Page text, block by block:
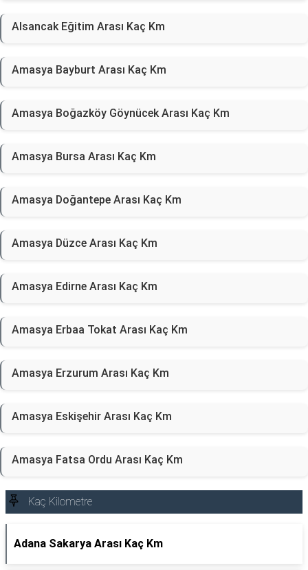
Alsancak Eğitim Arası Kaç Km
Amasya Bayburt Arası Kaç Km
Amasya Boğazköy Göynücek Arası Kaç Km
Amasya Bursa Arası Kaç Km
Amasya Doğantepe Arası Kaç Km
Amasya Düzce Arası Kaç Km
Amasya Edirne Arası Kaç Km
Amasya Erbaa Tokat Arası Kaç Km
Amasya Erzurum Arası Kaç Km
Amasya Eskişehir Arası Kaç Km
Amasya Fatsa Ordu Arası Kaç Km
Kaç Kilometre
Adana Sakarya Arası Kaç Km